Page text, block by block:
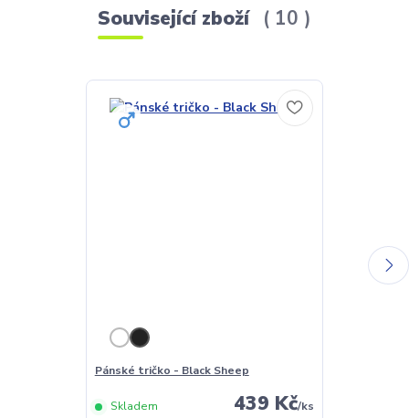
Související zboží 10
Pánské tričko - Black Sheep
439 Kč/ks
Skladem